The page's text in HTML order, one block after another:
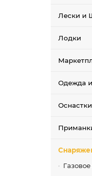
Лески и
Лодки
Одежда